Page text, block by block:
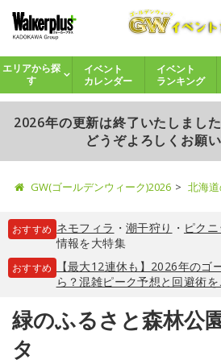
エリアから探
す
イベント
カレンダー
イベント
ランキング
2026年の更新は終了いたしまし
どうぞよろしくお願い
GW(ゴールデンウィーク)2026 北海
おすすめ ネモフィラ ・ 潮干狩り ・ ピク
情報を大特集
おすすめ
【最大12連休も】2026年のゴ
ら？混雑ピーク予想と回避術を
緑のふるさと森林公
タ